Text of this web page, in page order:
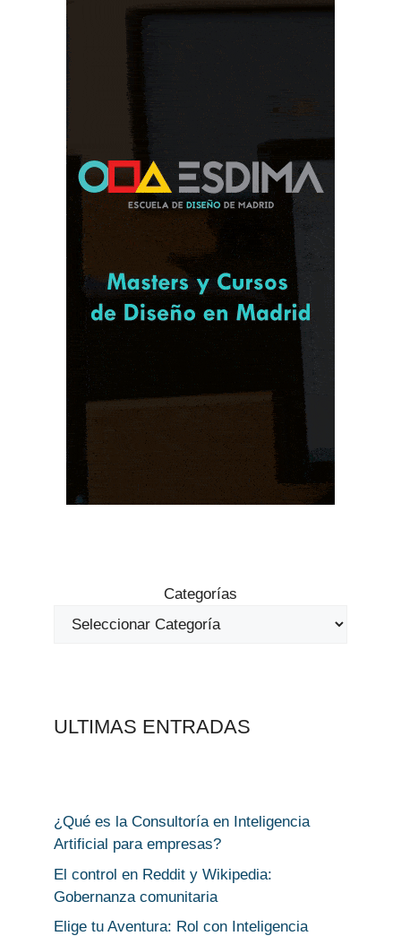
Categorías
ULTIMAS ENTRADAS
¿Qué es la Consultoría en Inteligencia
Artificial para empresas?
El control en Reddit y Wikipedia:
Gobernanza comunitaria
Elige tu Aventura: Rol con Inteligencia